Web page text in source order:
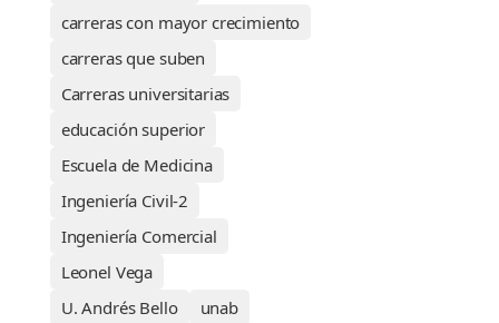
carreras con mayor crecimiento
carreras que suben
Carreras universitarias
educación superior
Escuela de Medicina
Ingeniería Civil-2
Ingeniería Comercial
Leonel Vega
U. Andrés Bello
unab